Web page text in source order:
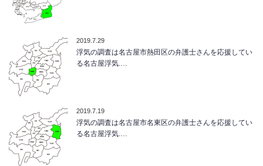
2019.7.29
浮気の調査は名古屋市熱田区の弁護士さんを応援してい
る名古屋浮気.…
2019.7.19
浮気の調査は名古屋市名東区の弁護士さんを応援してい
る名古屋浮気.…